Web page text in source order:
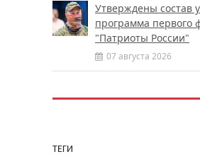
Утверждены состав
программа первого
"Патриоты России"
07 августа 2026
ТЕГИ